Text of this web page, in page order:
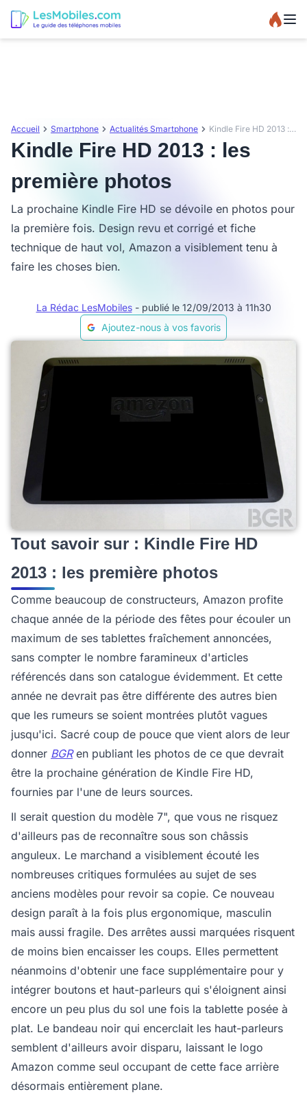
Accueil Smartphone Actualités Smartphone Kindle Fire HD 2013 : les première photos
Kindle Fire HD 2013 : les
première photos
La prochaine Kindle Fire HD se dévoile en photos pour
la première fois. Design revu et corrigé et fiche
technique de haut vol, Amazon a visiblement tenu à
faire les choses bien.
La Rédac LesMobiles - publié le 12/09/2013 à 11h30
Ajoutez-nous à vos favoris
Tout savoir sur : Kindle Fire HD
2013 : les première photos
Comme beaucoup de constructeurs, Amazon profite
chaque année de la période des fêtes pour écouler un
maximum de ses tablettes fraîchement annoncées,
sans compter le nombre faramineux d'articles
référencés dans son catalogue évidemment. Et cette
année ne devrait pas être différente des autres bien
que les rumeurs se soient montrées plutôt vagues
jusqu'ici. Sacré coup de pouce que vient alors de leur
donner BGRen publiant les photos de ce que devrait
être la prochaine génération de Kindle Fire HD,
fournies par l'une de leurs sources.
Il serait question du modèle 7", que vous ne risquez
d'ailleurs pas de reconnaître sous son châssis
anguleux. Le marchand a visiblement écouté les
nombreuses critiques formulées au sujet de ses
anciens modèles pour revoir sa copie. Ce nouveau
design paraît à la fois plus ergonomique, masculin
mais aussi fragile. Des arrêtes aussi marquées risquent
de moins bien encaisser les coups. Elles permettent
néanmoins d'obtenir une face supplémentaire pour y
intégrer boutons et haut-parleurs qui s'éloignent ainsi
encore un peu plus du sol une fois la tablette posée à
plat. Le bandeau noir qui encerclait les haut-parleurs
semblent d'ailleurs avoir disparu, laissant le logo
Amazon comme seul occupant de cette face arrière
désormais entièrement plane.